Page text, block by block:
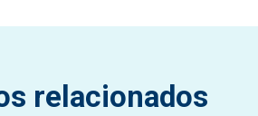
relacionados